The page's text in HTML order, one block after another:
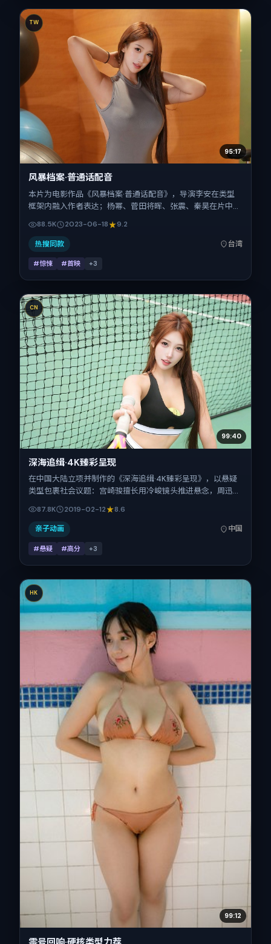
TW
95:17
风暴档案·普通话配音
本片为电影作品《风暴档案·普通话配音》，导演李安在类型
框架内融入作者表达；杨幂、菅田将晖、张震、秦昊在片中承
台湾。上映时间 2023年6月18日（公映登记日 2023-06-
18），全片95分钟，节奏张弛有度。
88.5K 2023-06-18 9.2
热搜同款 台湾
#惊悚 #首映 +3
CN
99:40
深海追缉·4K臻彩呈现
在中国大陆立项并制作的《深海追缉·4K臻彩呈现》，以悬疑
类型包裹社会议题：宫崎骏擅长用冷峻镜头推进悬念，周迅、
间：2019-02-12；片长160分钟；适合关注现实质感与类型片
结构的观众。
87.8K 2019-02-12 8.6
亲子动画 中国
#悬疑 #高分 +3
HK
99:12